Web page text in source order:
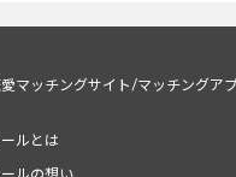
マッチングサイト/マッチングア
ルとは